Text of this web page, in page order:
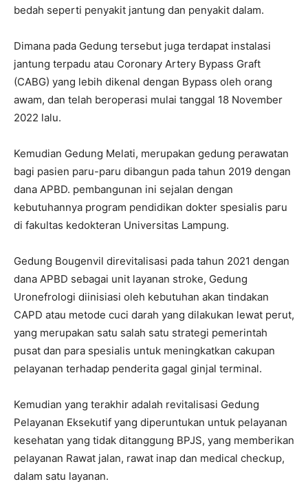
bedah seperti penyakit jantung dan penyakit dalam.
Dimana pada Gedung tersebut juga terdapat instalasi
jantung terpadu atau Coronary Artery Bypass Graft
(CABG) yang lebih dikenal dengan Bypass oleh orang
awam, dan telah beroperasi mulai tanggal 18 November
2022 lalu.
Kemudian Gedung Melati, merupakan gedung perawatan
bagi pasien paru-paru dibangun pada tahun 2019 dengan
dana APBD. pembangunan ini sejalan dengan
kebutuhannya program pendidikan dokter spesialis paru
di fakultas kedokteran Universitas Lampung.
Gedung Bougenvil direvitalisasi pada tahun 2021 dengan
dana APBD sebagai unit layanan stroke, Gedung
Uronefrologi diinisiasi oleh kebutuhan akan tindakan
CAPD atau metode cuci darah yang dilakukan lewat perut,
yang merupakan satu salah satu strategi pemerintah
pusat dan para spesialis untuk meningkatkan cakupan
pelayanan terhadap penderita gagal ginjal terminal.
Kemudian yang terakhir adalah revitalisasi Gedung
Pelayanan Eksekutif yang diperuntukan untuk pelayanan
kesehatan yang tidak ditanggung BPJS, yang memberikan
pelayanan Rawat jalan, rawat inap dan medical checkup,
dalam satu layanan.